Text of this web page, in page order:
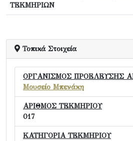
ΤΕΚΜΗΡΙΩΝ
Τοπικά Στοιχεία
ΟΡΓΑΝΙΣΜΟΣ ΠΡΟΕΛΕΥΣΗΣ
Μουσείο Μπενάκη
ΑΡΙΘΜΟΣ ΤΕΚΜΗΡΙΟΥ
017
ΚΑΤΗΓΟΡΙΑ ΤΕΚΜΗΡΙΟΥ